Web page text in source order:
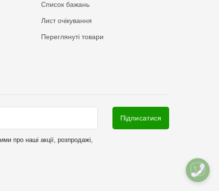
Список бажань
Лист очікування
Переглянуті товари
про наші акції, розпродажі,
Підписатися